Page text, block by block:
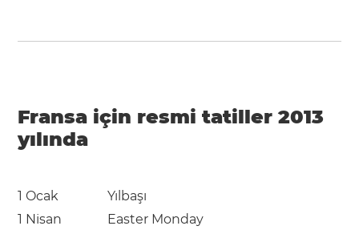
Fransa için resmi tatiller 2013
yılında
1 Ocak
Yılbaşı
1 Nisan
Easter Monday